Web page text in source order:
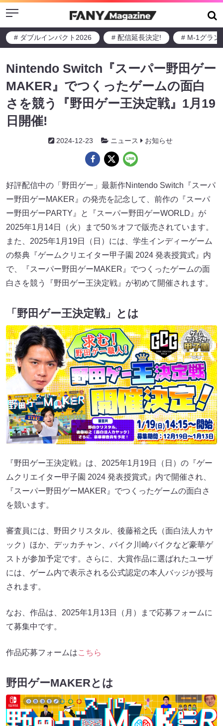
Menu
# ダブルインパクト2026 # 配信延長決定! # M-1グラン
Nintendo Switch『スーパー野田ゲー
MAKER』でつくったゲームの面白
さを競う『野田ゲー王決定戦』1月19
日開催!
2024-12-23 ニュース お知らせ
好評配信中の「野田ゲー」最新作Nintendo Switch『スーパ
ー野田ゲーMAKER』の発売を記念して、前作の『スーパ
ー野田ゲーPARTY』と『スーパー野田ゲーWORLD』が
2025年1月14日（火）まで50％オフで販売されています。
また、2025年1月19日（日）には、学生インディーゲーム
の祭典『ゲームクリエイター甲子園 2024 発表授賞式』内
で、『スーパー野田ゲーMAKER』でつくったゲームの面
白さを競う『野田ゲー王決定戦』が初めて開催されます。
「野田ゲー王決定戦」とは
『野田ゲー王決定戦』は、2025年1月19日（日）の『ゲー
ムクリエイター甲子園 2024 発表授賞式』内で開催され、
『スーパー野田ゲーMAKER』でつくったゲームの面白さ
を競います。
審査員には、野田クリスタル、後藤裕之氏（面白法人カヤ
ック）ほか、デッカチャン、バイク川崎バイクなど豪華ゲ
ストが参加予定です。さらに、大賞作品に選ばれたユーザ
には、ゲーム内で表示される公式認定の本人バッジが授与
されます。
なお、作品は、2025年1月13日（月）まで応募フォームに
て募集中です。
作品応募フォームはこちら
野田ゲーMAKERとは